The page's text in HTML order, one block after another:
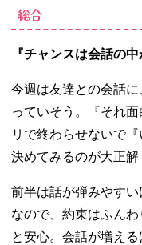
総合
『チャンスは会話の
今週は友達との会話
っていそう。『それ
リで終わらせないで
決めてみるのが大正解
前半は話が弾みやす
なので、約束はふん
と安心。会話が増え